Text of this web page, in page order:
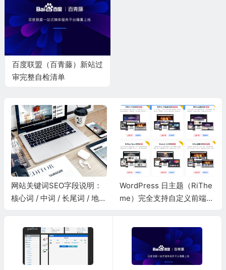
百度联盟（百青藤）新站过
审完整自检清单
网站关键词SEO字段说明：
核心词 / 中词 / 长尾词 / 地域
WordPress 日主题（RiThe
me）完全支持自定义前端样